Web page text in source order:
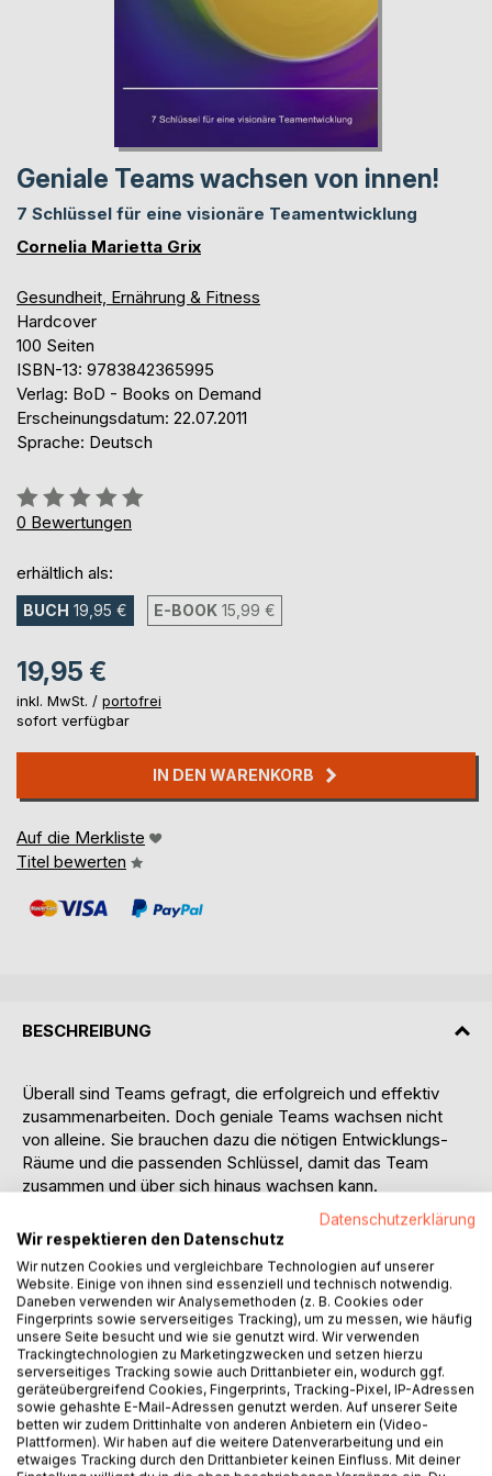
Geniale Teams wachsen von innen!
7 Schlüssel für eine visionäre Teamentwicklung
Cornelia Marietta Grix
Gesundheit, Ernährung & Fitness
Hardcover
100 Seiten
ISBN-13: 9783842365995
Verlag: BoD - Books on Demand
Erscheinungsdatum: 22.07.2011
Sprache: Deutsch
Bewertung::
0%
0 Bewertungen
erhältlich als:
BUCH 19,95 € E-BOOK 15,99 €
19,95 €
inkl. MwSt. / portofrei
sofort verfügbar
IN DEN WARENKORB
Auf die Merkliste
Titel bewerten
BESCHREIBUNG
Überall sind Teams gefragt, die erfolgreich und effektiv
zusammenarbeiten. Doch geniale Teams wachsen nicht
von alleine. Sie brauchen dazu die nötigen Entwicklungs-
Räume und die passenden Schlüssel, damit das Team
zusammen und über sich hinaus wachsen kann.
In diesem Buch zeigt Cornelia Marietta Grix kompetent und
kenntnisreich auf, wie Teams in ihre schöpferische Kraft
gelangen und ihr volles Potenzial entfalten können.
Dazu stellt sie die 7 Schlüssel für eine visionäre
Teamentwicklung vor und gibt Antwort auf folgende
Fragen:
Welches Potenzial hat ein Team, in dem jeder präsent,
bewusst und achtsam in der Gegenwart lebt? Welche
Auswirkungen hat eine offene und transparente
Kommunikation auf das Team? Wie lassen sich
Datenschutzerklärung
Wir respektieren den Datenschutz
Wir nutzen Cookies und vergleichbare Technologien auf unserer
Website. Einige von ihnen sind essenziell und technisch notwendig.
Daneben verwenden wir Analysemethoden (z. B. Cookies oder
Fingerprints sowie serverseitiges Tracking), um zu messen, wie häufig
unsere Seite besucht und wie sie genutzt wird. Wir verwenden
Trackingtechnologien zu Marketingzwecken und setzen hierzu
serverseitiges Tracking sowie auch Drittanbieter ein, wodurch ggf.
geräteübergreifend Cookies, Fingerprints, Tracking-Pixel, IP-Adressen
sowie gehashte E-Mail-Adressen genutzt werden. Auf unserer Seite
betten wir zudem Drittinhalte von anderen Anbietern ein (Video-
Plattformen). Wir haben auf die weitere Datenverarbeitung und ein
etwaiges Tracking durch den Drittanbieter keinen Einfluss. Mit deiner